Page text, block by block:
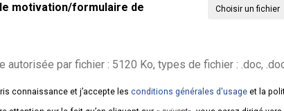
motivation/formulaire de
Choisir un fichier
autorisée par fichier : 5120 Ko, types de fichier : .doc,
connaissance et j’accepte les conditions générales d'usage et la